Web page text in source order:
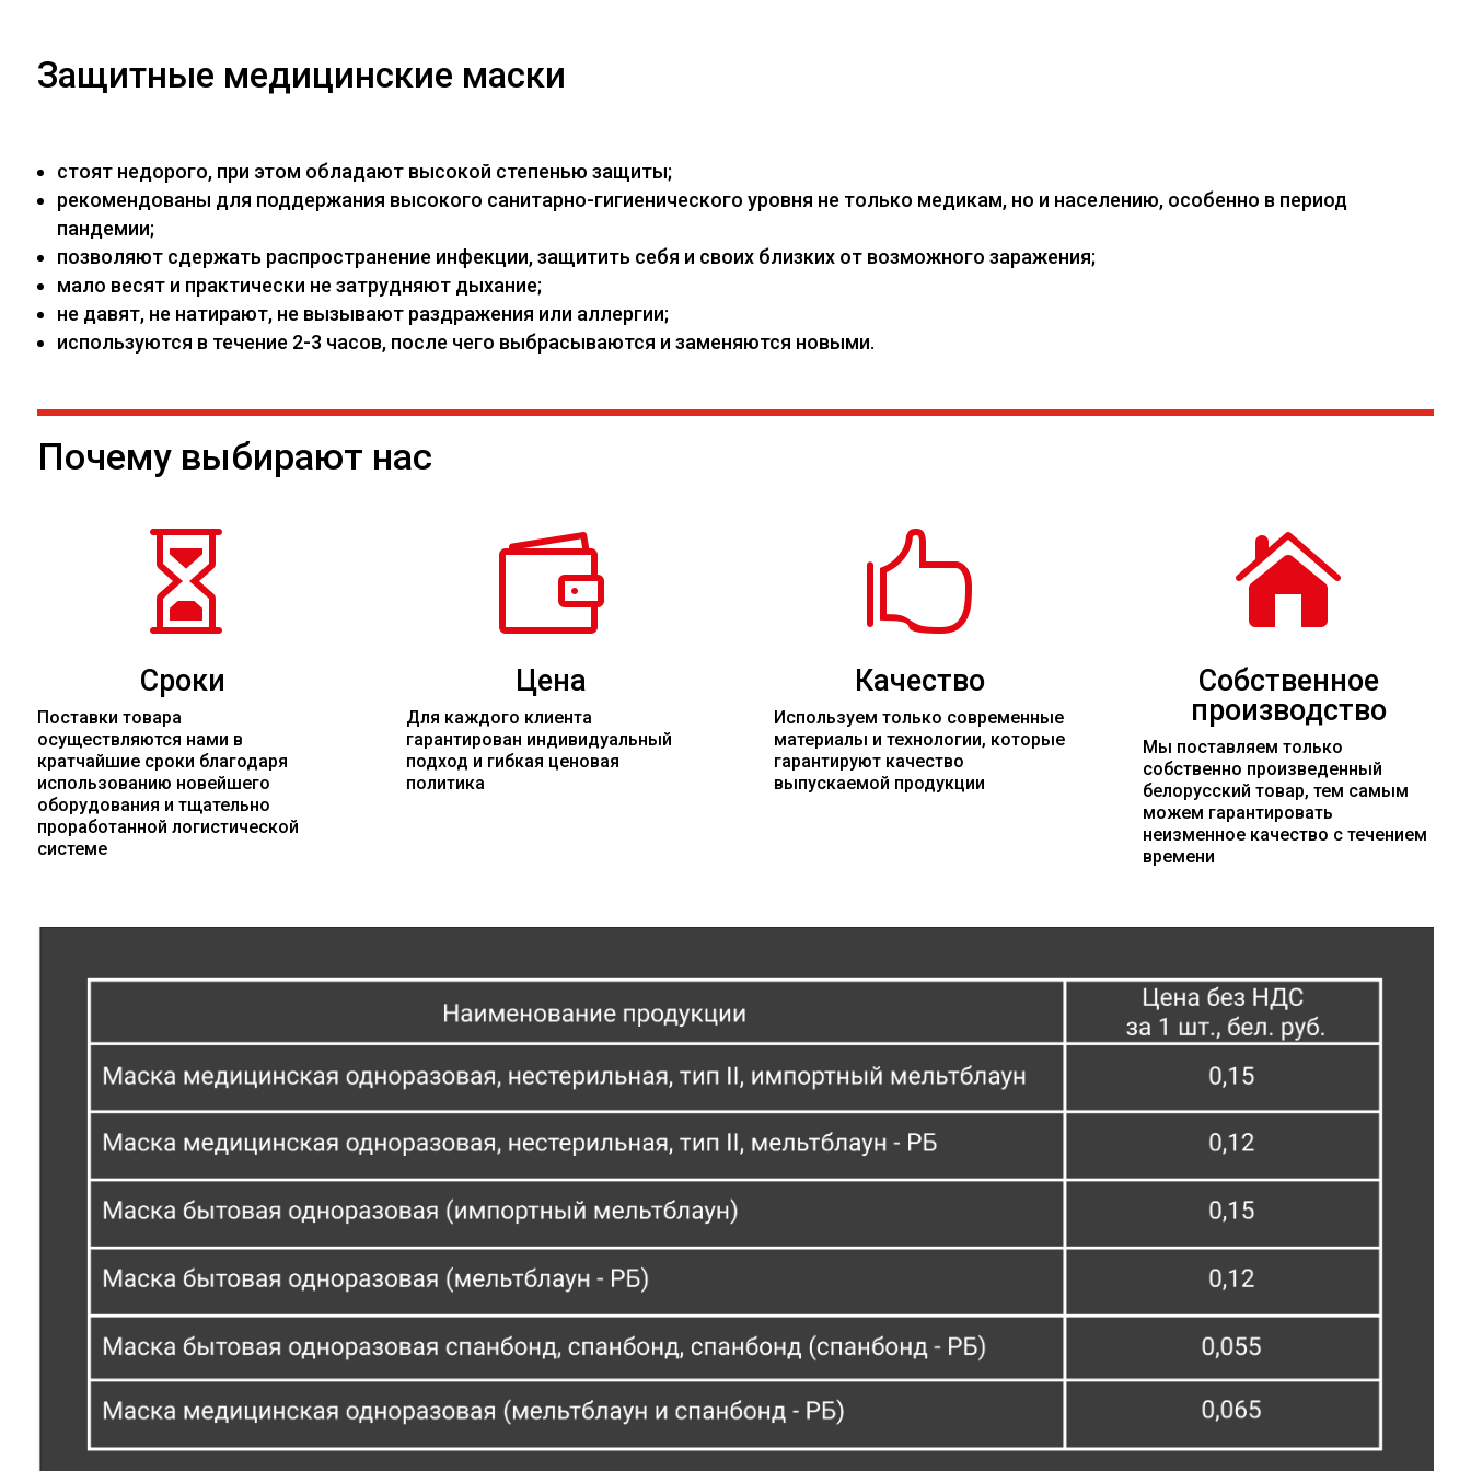
Защитные медицинские маски
стоят недорого, при этом обладают высокой степенью защиты;
рекомендованы для поддержания высокого санитарно-гигиенического уровня не только медикам, но и населению, особенно в период
пандемии;
позволяют сдержать распространение инфекции, защитить себя и своих близких от возможного заражения;
мало весят и практически не затрудняют дыхание;
не давят, не натирают, не вызывают раздражения или аллергии;
используются в течение 2-3 часов, после чего выбрасываются и заменяются новыми.
Почему выбирают нас

Сроки
Поставки товара
осуществляются нами в
кратчайшие сроки благодаря
использованию новейшего
оборудования и тщательно
проработанной логистической
системе

Цена
Для каждого клиента
гарантирован индивидуальный
подход и гибкая ценовая
политика

Качество
Используем только современные
материалы и технологии, которые
гарантируют качество
выпускаемой продукции

Собственное
производство
Мы поставляем только
собственно произведенный
белорусский товар, тем самым
можем гарантировать
неизменное качество с течением
времени